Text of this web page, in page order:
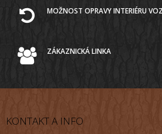
MOŽNOST OPRAVY INTERIÉRU
ZÁKAZNICKÁ LINKA
KONTAKT A INFO